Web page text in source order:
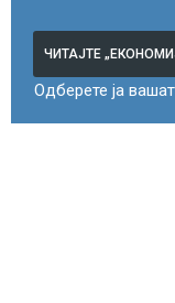
ЧИТАЈТЕ
Одберете ја